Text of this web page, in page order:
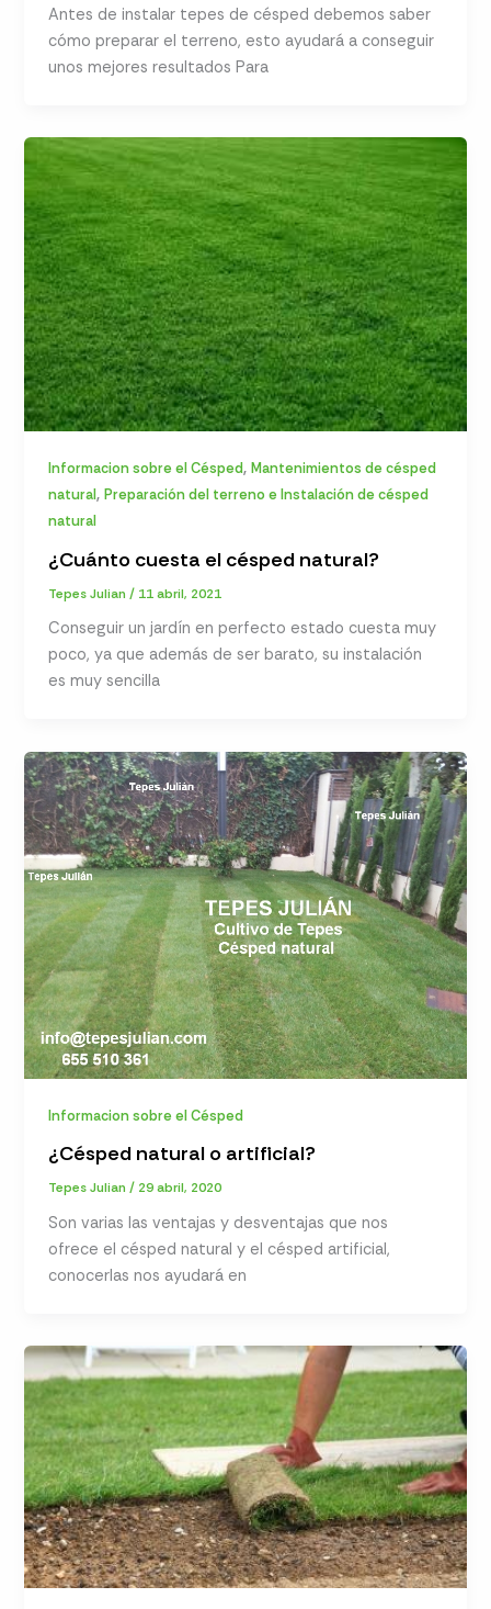
Antes de instalar tepes de césped debemos saber
cómo preparar el terreno, esto ayudará a conseguir
unos mejores resultados Para
Informacion sobre el Césped,Mantenimientos de césped
natural,Preparación del terreno e Instalación de césped
natural
¿Cuánto cuesta el césped natural?
Tepes Julian/ 11 abril, 2021
Conseguir un jardín en perfecto estado cuesta muy
poco, ya que además de ser barato, su instalación
es muy sencilla
Informacion sobre el Césped
¿Césped natural o artificial?
Tepes Julian/ 29 abril, 2020
Son varias las ventajas y desventajas que nos
ofrece el césped natural y el césped artificial,
conocerlas nos ayudará en